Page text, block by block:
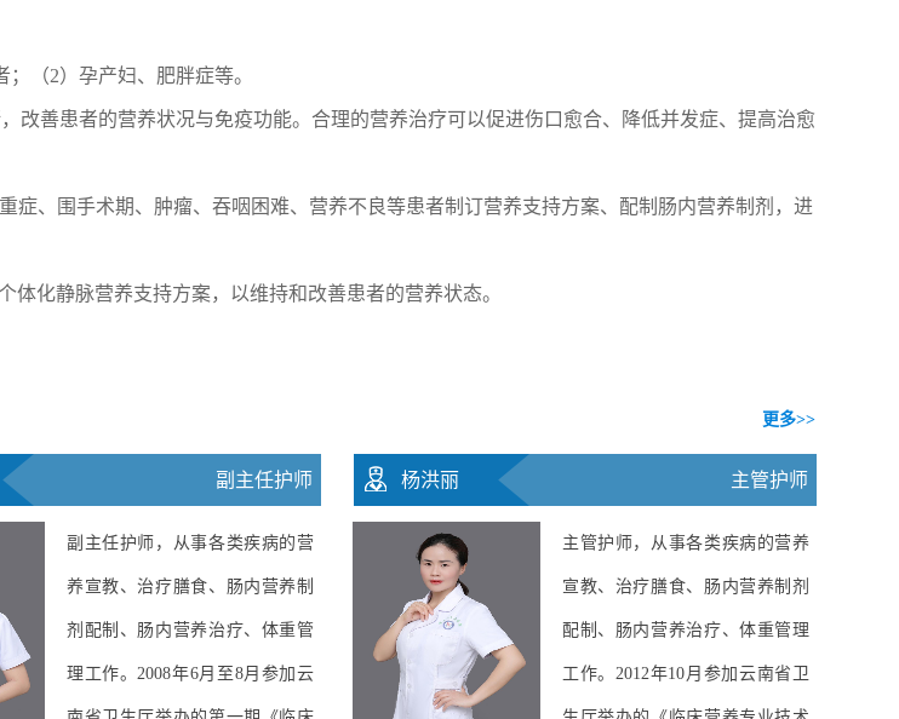
（2）孕产妇、肥胖症等。
改善患者的营养状况与免疫功能。合理的营养治疗可以促进伤口愈合、降低并发症、提高治愈
症、围手术期、肿瘤、吞咽困难、营养不良等患者制订营养支持方案、配制肠内营养制剂，进
体化静脉营养支持方案，以维持和改善患者的营养状态。
更多>>
​营养技师
营养技师，从事肠内营养治疗、
膳食食谱编制、各类疾病饮食指
导、体重管理及肠内营养制剂配
制工作。2012年10月参加云南省
王丽云 ​副主任护师
副主任护师，从事各类疾病的营
养宣教、治疗膳食、肠内营养制
剂配制、肠内营养治疗、体重管
理工作。2008年6月至8月参加云